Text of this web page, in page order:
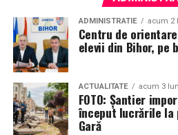
ADMINISTRATIE acum 2
Centru de
elevii din Bihor, pe
ACTUALITATE acum 3
FOTO: Șantier
început lucrările la
Gară